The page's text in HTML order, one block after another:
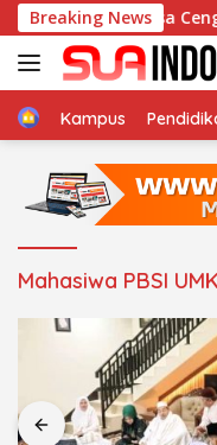
Langsung
ke
konten
Breaking News
An-Nur Desa
HomeKampus
Mahasiwa PBSI UMK